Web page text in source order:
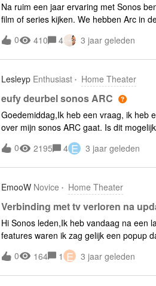
Na ruim een jaar ervaring met Sonos
film of series kijken. We hebben Arc in
hebben hier een 4K beamer, en een
scheidt het beeld en het geluid en zorgt
kwalitatieve HDMI kabels aangesloten
heel anders is het als we tv kijken en en
ondertiteling). Gisteren keken we naar
delen nauwelijks te volgen. Nou heb ik
onderzocht oa door dit forum uitgebreid
een vraag of jullie mee kunnen denken
0 410 4 3 jaar geleden
Lesleyp Enthusiast Home Theater
eufy deurbel sonos ARC
Goedemiddag,Ik heb een vraag, ik heb
over mijn sonos ARC gaat. Is dit
0
2195 4 E 3 jaar geleden
EmooW Novice Home Theater
Verbinding met tv verloren na
Hi Sonos leden,Ik heb vandaag na een
features waren ik zag gelijk een popup
Nu zit ik op versie 14.16. Maar na de
aan dat de ARC-modus niet verbonden
kabel ook. Maar niks lukt me ik heb
0 164 1 E 3 jaar geleden